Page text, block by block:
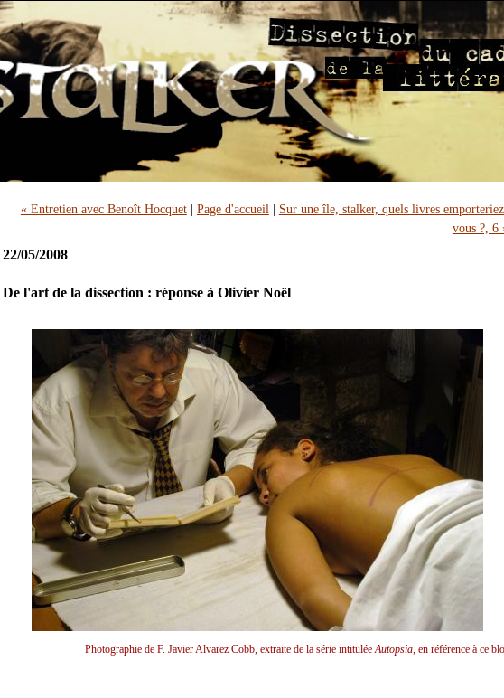
« Entretien avec Benoît Hocquet| Page d'accueil | Sur une île, stalker, quels livres
vous ?, 6
22/05/2008
De l'art de la dissection : réponse à Olivier Noël
Photographie de F. Javier Alvarez Cobb, extraite de la série intituléeAutopsia, en référence à ce